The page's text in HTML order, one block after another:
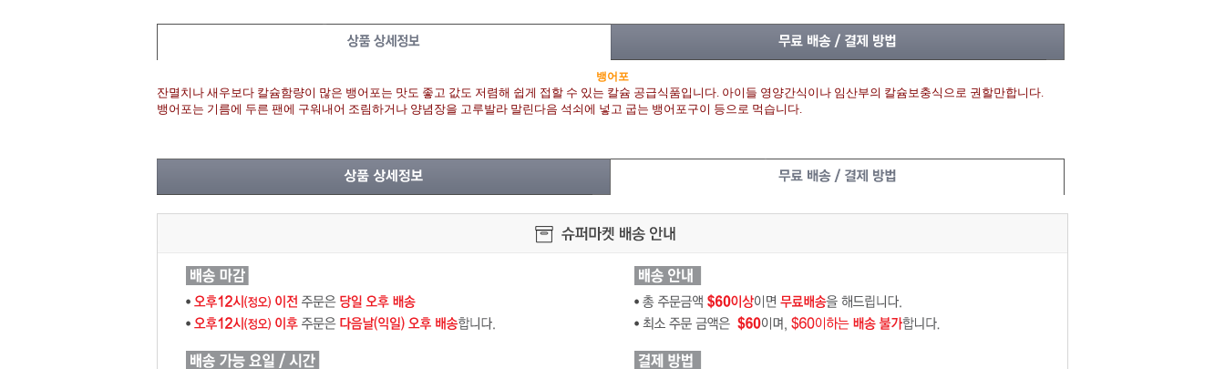
뱅어포
잔멸치나 새우보다 칼슘함량이 많은 뱅어포는 맛도 좋고 값도 저렴해 쉽게 접할 수 있는 칼슘 공급식품입니다. 아이들 영양간식이나 임산부의 칼슘보충식으로 권할만합니다.
뱅어포는 기름에 두른 팬에 구워내어 조림하거나 양념장을 고루발라 말린다음 석쇠에 넣고 굽는 뱅어포구이 등으로 먹습니다.